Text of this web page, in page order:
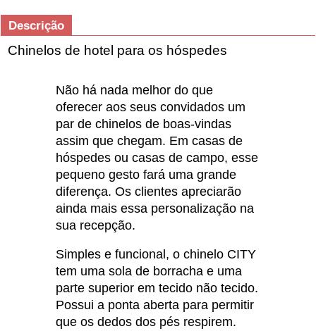
Descrição
Chinelos de hotel para os hóspedes
Não há nada melhor do que
oferecer aos seus convidados um
par de chinelos de boas-vindas
assim que chegam. Em casas de
hóspedes ou casas de campo, esse
pequeno gesto fará uma grande
diferença. Os clientes apreciarão
ainda mais essa personalização na
sua recepção.
Simples e funcional, o chinelo CITY
tem uma sola de borracha e uma
parte superior em tecido não tecido.
Possui a ponta aberta para permitir
que os dedos dos pés respirem.